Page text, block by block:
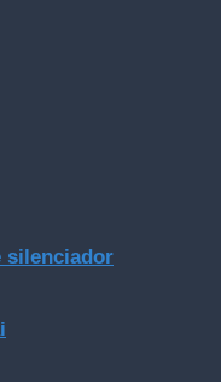
silenciador